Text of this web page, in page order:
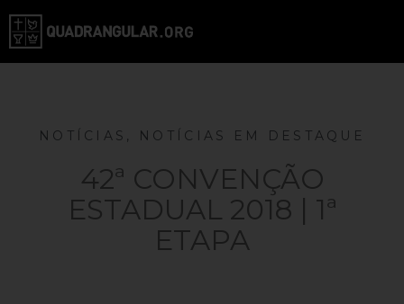
NOTÍCIAS , NOTÍCIAS EM DESTAQUE
42ª CONVENÇÃO
ESTADUAL 2018 | 1ª
ETAPA